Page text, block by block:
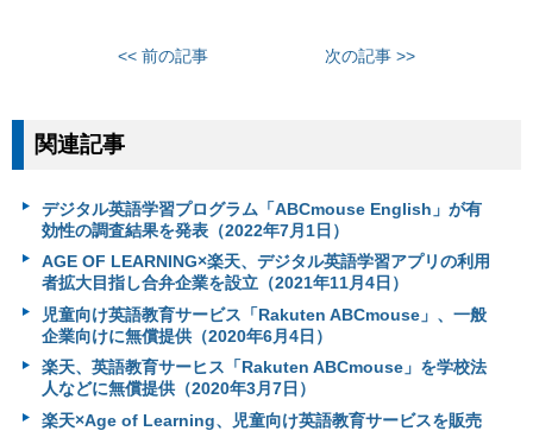
<< 前の記事 次の記事 >>
関連記事
デジタル英語学習プログラム「ABCmouse English」が有
効性の調査結果を発表（2022年7月1日）
AGE OF LEARNING×楽天、デジタル英語学習アプリの利用
者拡大目指し合弁企業を設立（2021年11月4日）
児童向け英語教育サービス「Rakuten ABCmouse」、一般
企業向けに無償提供（2020年6月4日）
楽天、英語教育サーヒス「Rakuten ABCmouse」を学校法
人などに無償提供（2020年3月7日）
楽天×Age of Learning、児童向け英語教育サービスを販売